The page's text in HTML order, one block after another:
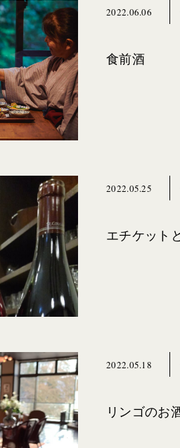
2022.06.06
食前酒
2022.05.25
エチケット
2022.05.18
リンゴのお